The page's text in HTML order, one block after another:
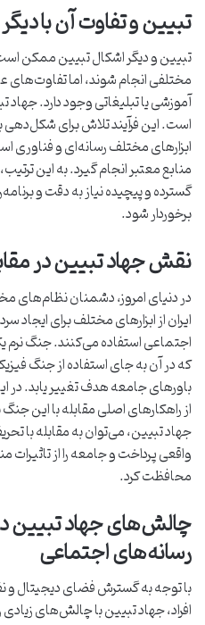
تبیین و تفاوت آن با
تبیین و دیگر اشکال تبیین ممکن
مختلفی انجام شوند، اما
آموزشی یا تبلیغاتی وجود دارد.
است. این فرآیند تلاش برای شکل‌دهی
ابزارهای مختلف رسانه‌ای و فناوری
منابع معتبر انجام گیرد. به این
گسترده و پیچیده نیاز به دقت و
برخوردار شود.
نقش جهاد تبیین در
در دنیای امروز، دشمنان
ایران از ابزارهای مختلف برای ایجاد
اجتماعی استفاده می‌کنند. جنگ نرم
که در آن به جای استفاده از جنگ
باورهای جامعه هدف تغییر یابد. در
از راهکارهای اصلی مقابله با این
جهاد تبیین، می‌توان به مقابله با
واقعی پرداخت و جامعه را از
محافظت کرد.
چالش‌های جهاد تبیین
رسانه‌های اجتماعی
با توجه به گسترش فضای دیجیتال و
افراد، جهاد تبیین با چالش‌های